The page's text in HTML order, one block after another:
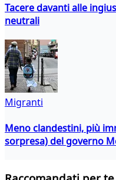
Tacere davanti alle
neutrali
Migranti
Meno clandestini, più
sorpresa) del governo